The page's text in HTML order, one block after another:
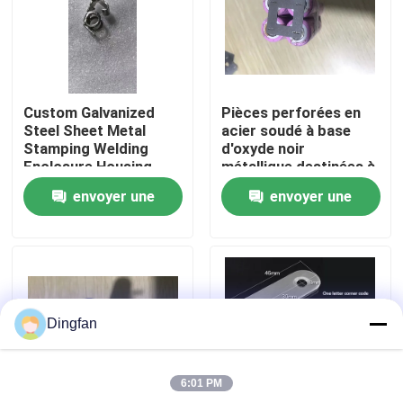
Visite d'usine
Contrôle de qualité
Contactez-nous
Demandez une citation
Bande de nickel pur
bande en acier nickelée
Custom Galvanized
Steel Sheet Metal
Stamping Welding
Enclosure Housing
Electrical Cabinet Box
OEM Fabrication
Service
envoyer une
Pièces perforées en
acier soudé à base
d'oxyde noir
métallique destinées à
la fabrication
industrielleenvoyer une
Dingfan
6:01 PM